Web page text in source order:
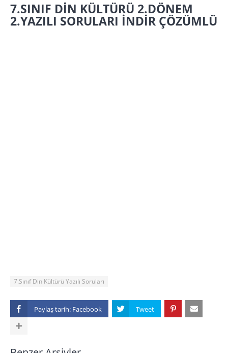
7.SINIF DİN KÜLTÜRÜ 2.DÖNEM
2.YAZILI SORULARI İNDİR ÇÖZÜMLÜ
7.Sınıf Din Kültürü Yazılı Soruları
Paylaş tarih: